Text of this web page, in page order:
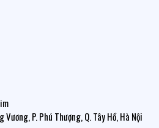
P. Phú Thượng, Q. Tây Hồ, Hà Nội